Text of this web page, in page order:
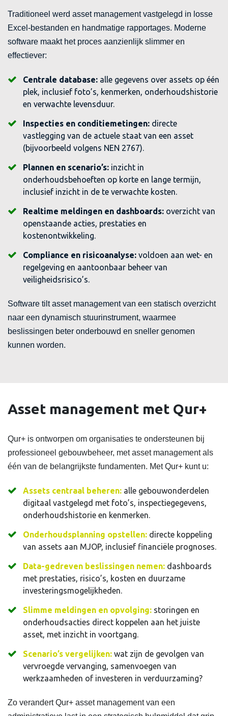
Traditioneel werd asset management vastgelegd in losse
Excel-bestanden en handmatige rapportages. Moderne
software maakt het proces aanzienlijk slimmer en
effectiever:
Centrale database: alle gegevens over assets op één
plek, inclusief foto’s, kenmerken, onderhoudshistorie
en verwachte levensduur.
Inspecties en conditiemetingen: directe
vastlegging van de actuele staat van een asset
(bijvoorbeeld volgens NEN 2767).
Plannen en scenario’s: inzicht in
onderhoudsbehoeften op korte en lange termijn,
inclusief inzicht in de te verwachte kosten.
Realtime meldingen en dashboards: overzicht van
openstaande acties, prestaties en
kostenontwikkeling.
Compliance en risicoanalyse: voldoen aan wet- en
regelgeving en aantoonbaar beheer van
veiligheidsrisico’s.
Software tilt asset management van een statisch overzicht
naar een dynamisch stuurinstrument, waarmee
beslissingen beter onderbouwd en sneller genomen
kunnen worden.
Asset management met Qur+
Qur+ is ontworpen om organisaties te ondersteunen bij
professioneel gebouwbeheer, met asset management als
één van de belangrijkste fundamenten. Met Qur+ kunt u:
Assets centraal beheren: alle gebouwonderdelen
digitaal vastgelegd met foto’s, inspectiegegevens,
onderhoudshistorie en kenmerken.
Onderhoudsplanning opstellen: directe koppeling
van assets aan MJOP, inclusief financiële prognoses.
Data-gedreven beslissingen nemen: dashboards
met prestaties, risico’s, kosten en duurzame
investeringsmogelijkheden.
Slimme meldingen en opvolging: storingen en
onderhoudsacties direct koppelen aan het juiste
asset, met inzicht in voortgang.
Scenario’s vergelijken: wat zijn de gevolgen van
vervroegde vervanging, samenvoegen van
werkzaamheden of investeren in verduurzaming?
Zo verandert Qur+ asset management van een